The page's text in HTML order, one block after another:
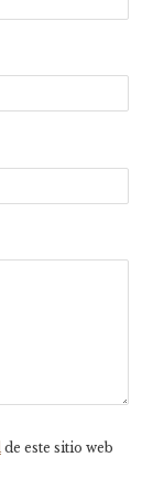
de este sitio web